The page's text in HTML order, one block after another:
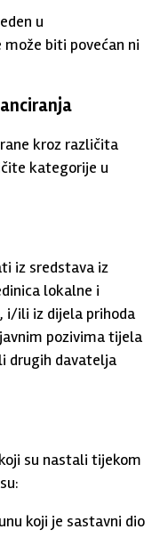
u
biti povećan ni
kroz različita
kategorije u
iz sredstava iz
lokalne i
i/ili iz dijela prihoda
pozivima tijela
drugih davatelja
su nastali tijekom
koji je sastavni dio